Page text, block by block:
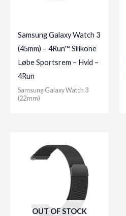
Samsung Galaxy Watch 3
(45mm) – 4Run™ Silikone
Løbe Sportsrem – Hvid –
4Run
Samsung Galaxy Watch 3
(22mm)
OUT OF STOCK